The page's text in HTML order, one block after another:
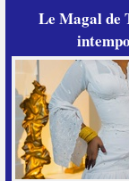
Le Magal de